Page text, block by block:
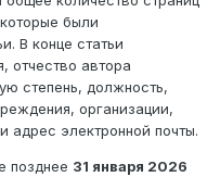
были
В конце статьи
отчество автора
степень, должность,
организации,
адрес электронной почты.
позднее 31 января 2026